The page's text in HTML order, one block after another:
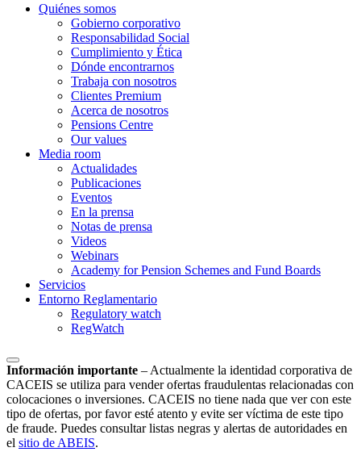
Quiénes somos
Gobierno corporativo
Responsabilidad Social
Cumplimiento y Ética
Dónde encontrarnos
Trabaja con nosotros
Clientes Premium
Acerca de nosotros
Pensions Centre
Our values
Media room
Actualidades
Publicaciones
Eventos
En la prensa
Notas de prensa
Videos
Webinars
Academy for Pension Schemes and Fund Boards
Servicios
Entorno Reglamentario
Regulatory watch
RegWatch
Información importante – Actualmente la identidad corporativa de
CACEIS se utiliza para vender ofertas fraudulentas relacionadas con
colocaciones o inversiones. CACEIS no tiene nada que ver con este
tipo de ofertas, por favor esté atento y evite ser víctima de este tipo
de fraude. Puedes consultar listas negras y alertas de autoridades en
el sitio de ABEIS.